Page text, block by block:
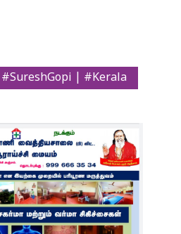
#SureshGopi | #Kerala